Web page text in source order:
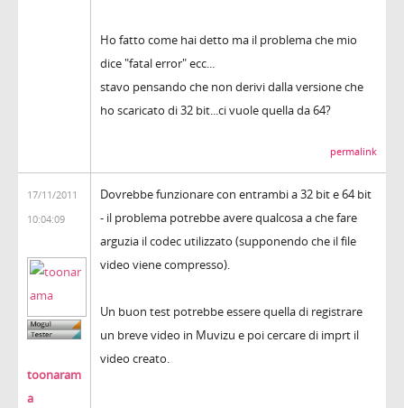
Ho fatto come hai detto ma il problema che mio
dice "fatal error" ecc...
stavo pensando che non derivi dalla versione che
ho scaricato di 32 bit...ci vuole quella da 64?
permalink
17/11/2011
10:04:09
toonaram
a
Dovrebbe funzionare con entrambi a 32 bit e 64 bit
- il problema potrebbe avere qualcosa a che fare
arguzia il codec utilizzato (supponendo che il file
video viene compresso).
Un buon test potrebbe essere quella di registrare
un breve video in Muvizu e poi cercare di imprt il
video creato.